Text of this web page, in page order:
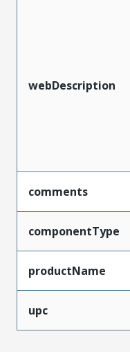
webDescription
comments
componentType
productName
upc